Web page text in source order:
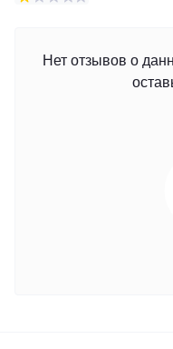
Нет отзывов о